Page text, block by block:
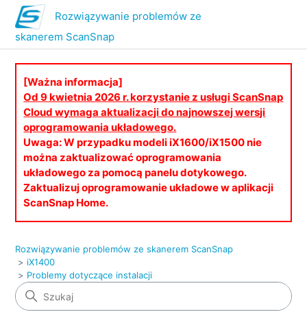
Rozwiązywanie problemów ze
skanerem ScanSnap
[Ważna informacja]
Od 9 kwietnia 2026 r. korzystanie z usługi ScanSnap
Cloud wymaga aktualizacji do najnowszej wersji
oprogramowania układowego.
Uwaga: W przypadku modeli iX1600/iX1500 nie
można zaktualizować oprogramowania
układowego za pomocą panelu dotykowego.
Zaktualizuj oprogramowanie układowe w aplikacji
ScanSnap Home.
Rozwiązywanie problemów ze skanerem ScanSnap
iX1400
Problemy dotyczące instalacji